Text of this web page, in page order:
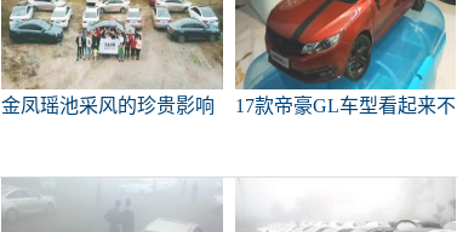
金凤瑶池采风的珍贵影响
17款帝豪GL车型看起来不